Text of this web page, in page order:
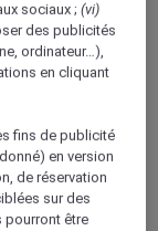
sociaux ;(vi)
des publicités
ordinateur…),
en cliquant
fins de publicité
en version
de réservation
sur des
pourront être